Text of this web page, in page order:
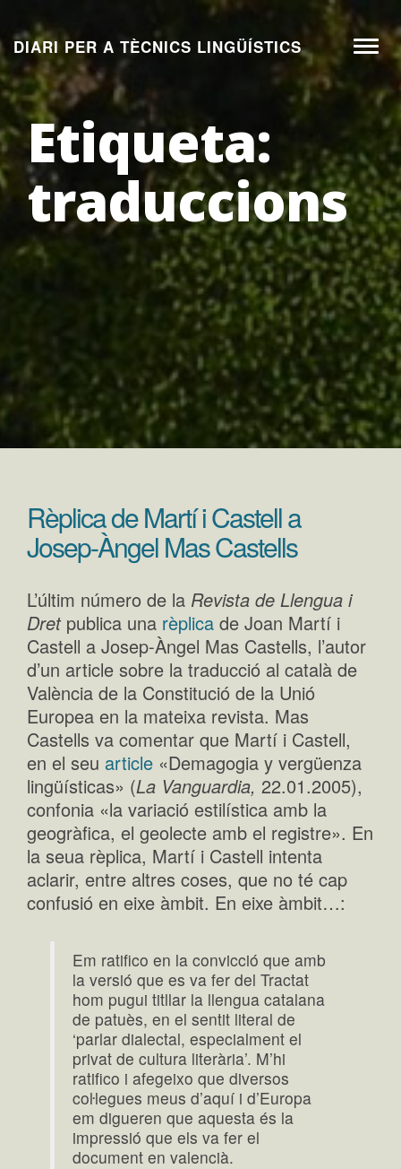
al
contingut
DIARI PER A TÈCNICS LINGÜÍSTICS
Etiqueta:
traduccions
Rèplica de Martí i Castell a
Josep-Àngel Mas Castells
L’últim número de la Revista de Llengua i
Dretpublica una rèplica de Joan Martí i
Castell a Josep-Àngel Mas Castells, l’autor
d’un article sobre la traducció al català de
València de la Constitució de la Unió
Europea en la mateixa revista. Mas
Castells va comentar que Martí i Castell,
en el seu article «Demagogia y vergüenza
lingüísticas» (La Vanguardia, 22.01.2005),
confonia «la variació estilística amb la
geogràfica, el geolecte amb el registre». En
la seua rèplica, Martí i Castell intenta
aclarir, entre altres coses, que no té cap
confusió en eixe àmbit. En eixe àmbit…:
Em ratifico en la convicció que amb
la versió que es va fer del Tractat
hom pugui titllar la llengua catalana
de patuès, en el sentit literal de
‘parlar dialectal, especialment el
privat de cultura literària’. M’hi
ratifico i afegeixo que diversos
coŀlegues meus d’aquí i d’Europa
em digueren que aquesta és la
impressió que els va fer el
document en valencià.